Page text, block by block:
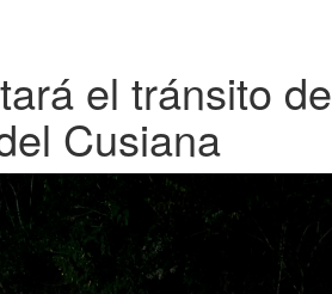
el tránsito de
Cusiana